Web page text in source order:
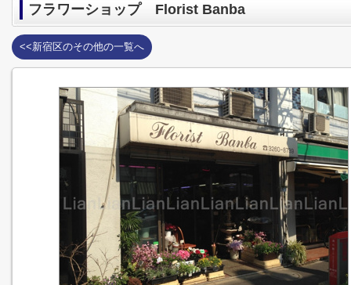
フラワーショップ Florist Banba
<<新宿区のその他の一覧へ